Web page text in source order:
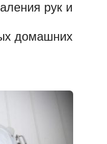
рук и
домашних